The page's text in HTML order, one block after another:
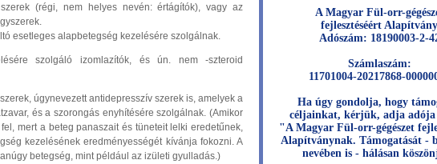
(régi, nem helyes nevén: értágítók), vagy az
esetleges alapbetegség kezelésére szolgálnak.
szolgáló izomlazítók, és ún. nem -szteroid
úgynevezett antidepresszív szerek is, amelyek a
és a szorongás enyhítésére szolgálnak. (Amikor
mert a beteg panaszait és tüneteit lelki eredetűnek,
kezelésének eredményességét kívánja fokozni. A
betegség, mint például az izületi gyulladás.)
A Magyar Fül-orr-
fejlesztéséért Alapítvány
Adószám: 18190003-2-
Számlaszám:
11701004-20217868-
Ha úgy gondolja, hogy
céljainkat, kérjük, adja
"A Magyar Fül-orr-gégészet
Alapítványnak. Támogatását -
nevében is - hálásan